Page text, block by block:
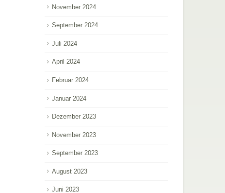
November 2024
September 2024
Juli 2024
April 2024
Februar 2024
Januar 2024
Dezember 2023
November 2023
September 2023
August 2023
Juni 2023